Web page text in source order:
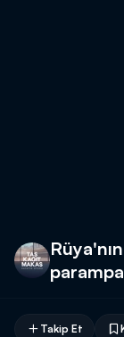
Takip Et